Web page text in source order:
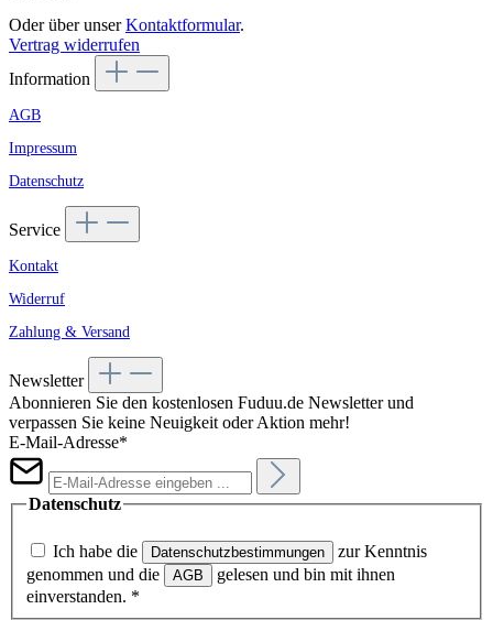
Oder über unserKontaktformular.
Vertrag widerrufen
Information
AGB
Impressum
Datenschutz
Service
Kontakt
Widerruf
Zahlung & Versand
Newsletter
Abonnieren Sie den kostenlosen Fuduu.de Newsletter und
verpassen Sie keine Neuigkeit oder Aktion mehr!
E-Mail-Adresse*
Datenschutz
Ich habe die Datenschutzbestimmungen
zur Kenntnis
genommen und die
AGB
gelesen und bin mit ihnen
einverstanden. *